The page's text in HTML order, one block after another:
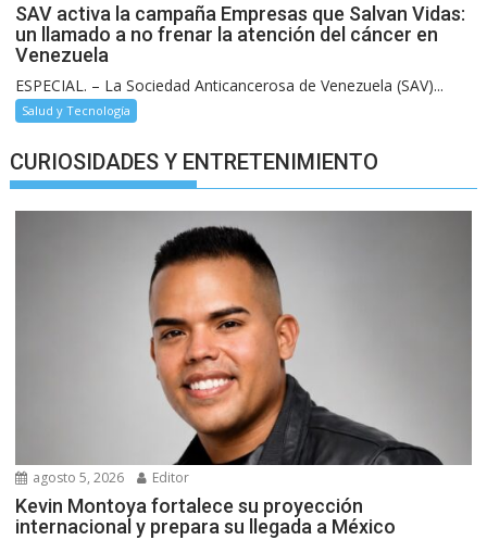
SAV activa la campaña Empresas que Salvan Vidas:
un llamado a no frenar la atención del cáncer en
Venezuela
ESPECIAL. – La Sociedad Anticancerosa de Venezuela (SAV)...
Salud y Tecnología
CURIOSIDADES Y ENTRETENIMIENTO
agosto 5, 2026 Editor
Kevin Montoya fortalece su proyección
internacional y prepara su llegada a México